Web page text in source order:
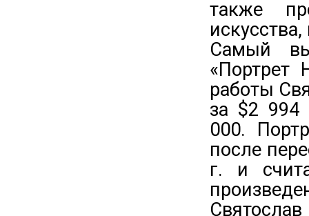
также
Самый
«Портрет
работы
за $2 994
000.
после
г. и
Святослав